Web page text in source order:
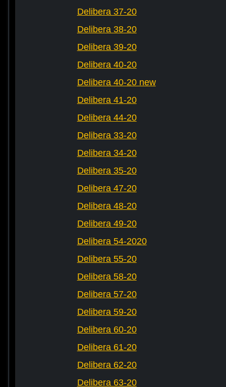
Delibera 37-20
Delibera 38-20
Delibera 39-20
Delibera 40-20
Delibera 40-20 new
Delibera 41-20
Delibera 44-20
Delibera 33-20
Delibera 34-20
Delibera 35-20
Delibera 47-20
Delibera 48-20
Delibera 49-20
Delibera 54-2020
Delibera 55-20
Delibera 58-20
Delibera 57-20
Delibera 59-20
Delibera 60-20
Delibera 61-20
Delibera 62-20
Delibera 63-20